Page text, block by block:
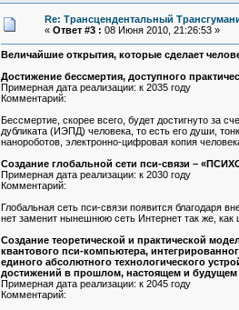
Re: Трансцендентальный
« Ответ #3 : 08 Июня 2010, 21:26:53 »
Величайшие открытия, которые сделает
Достижение бессмертия, доступного
Примерная дата реализации: к 2035 году
Комментарий:
Бессмертие, скорее всего, будет достигнуто за
дубликата (ИЭПД) человека, то есть его души,
нанороботов, электронно-цифровая копия
Создание глобальной сети пси-связи –
Примерная дата реализации: к 2030 году
Комментарий:
Глобальная сеть пси-связи появится благодаря
нет заменит нынешнюю сеть Интернет так же,
Создание теоретической и практической
квантового пси-компьютера,
единого абсолютного технологического
достижений в прошлом, настоящем и будущем
Примерная дата реализации: к 2045 году
Комментарий: